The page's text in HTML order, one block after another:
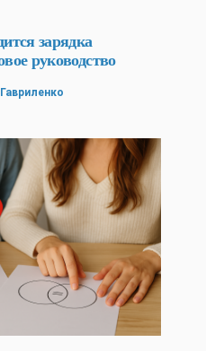
зарядка
руководство